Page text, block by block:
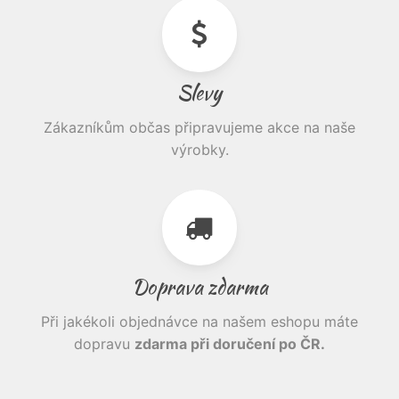
Slevy
Zákazníkům občas připravujeme akce na naše
výrobky.
Doprava zdarma
Při jakékoli objednávce na našem eshopu máte
dopravu zdarma při doručení po ČR.